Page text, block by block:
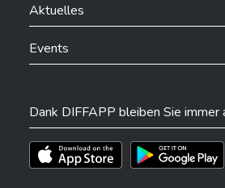
Aktuelles
Events
Dank DIFFAPP bleiben Sie immer
Téléchargez l'app sur l'App Store
Téléchargez